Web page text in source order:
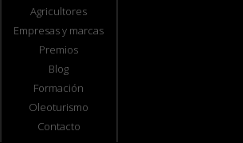
Agricultores
Empresas y marcas
Premios
Blog
Formación
Oleoturismo
Contacto